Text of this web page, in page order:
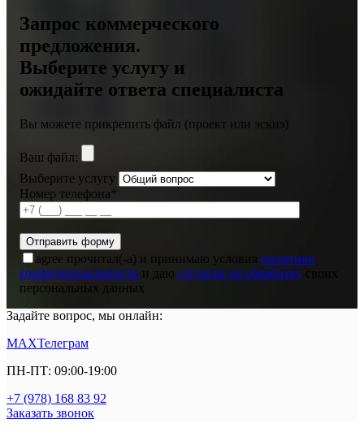
Запрос коммерческого
предложения.
Выберите услугу и
ожидайте ответа специалиста
Вы можете прикрепить файл (проект или эскиз)
Ваш файл:
Выберите услугу
Номер телефона*
agree прочитал(-а) и принимаю условия политики
конфиденциальности и даю согласие на обработку
персональных данных
Задайте вопрос, мы онлайн:
MAXТелеграм
ПН-ПТ: 09:00-19:00
+7 (978) 168 83 92
Заказать звонок